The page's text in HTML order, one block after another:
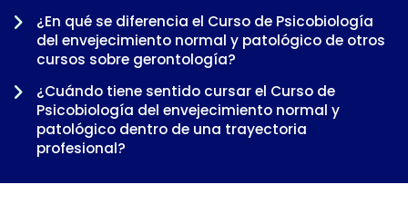
¿En qué se diferencia el Curso de Psicobiología
del envejecimiento normal y patológico de otros
cursos sobre gerontología?
¿Cuándo tiene sentido cursar el Curso de
Psicobiología del envejecimiento normal y
patológico dentro de una trayectoria
profesional?